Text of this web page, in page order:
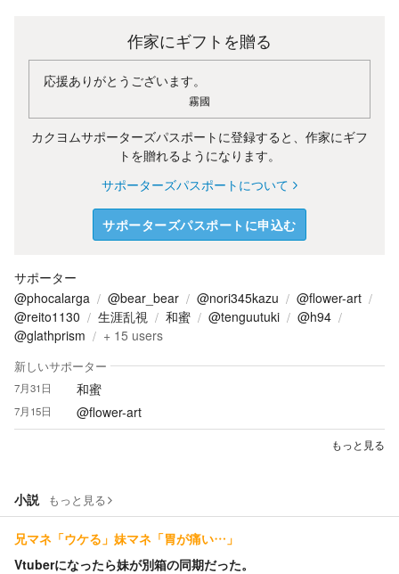
作家にギフトを贈る
応援ありがとうございます。
霧國
カクヨムサポーターズパスポートに登録すると、作家にギフ
トを贈れるようになります。
サポーターズパスポートについて
サポーターズパスポートに申込む
サポーター
@phocalarga
@bear_bear @nori345kazu
@flower-art
@reito1130
生涯乱視 和蜜 @tenguutuki
@h94
@glathprism
+ 15 users
新しいサポーター
7月31日 和蜜
7月15日 @flower-art
もっと見る
小説 もっと見る
兄マネ「ウケる」妹マネ「胃が痛い…」
Vtuberになったら妹が別箱の同期だった。